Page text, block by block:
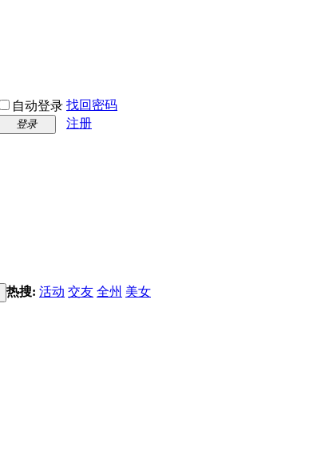
自动登录 找回密码
登录 注册
热搜: 活动 交友 全州 美女